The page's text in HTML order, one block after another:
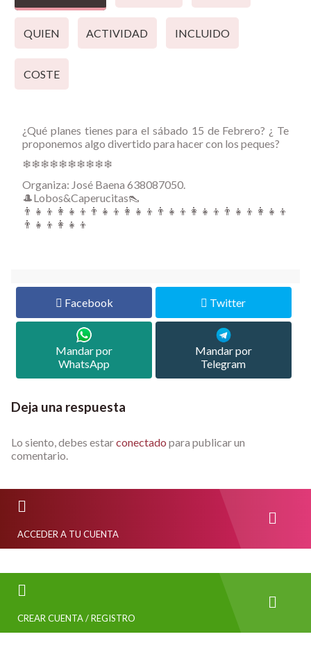
QUIEN ACTIVIDAD INCLUIDO
COSTE
¿Qué planes tienes para el sábado 15 de Febrero? ¿ Te
proponemos algo divertido para hacer con los peques?
❄❄❄❄❄❄❄❄❄❄
Organiza: José Baena 638087050.
🎩Lobos&Caperucitas👠
👨‍👧‍👦👩‍👧‍👦👨‍👧‍👦👩‍👧‍👦👨‍👧‍👦👩‍👧‍👦👨‍👧‍👦👩‍👧‍👦
👨‍👧‍👦👩‍👧‍👦
Facebook Twitter
Mandar por
WhatsApp
Mandar por
Telegram
Deja una respuesta
Lo siento, debes estarconectado para publicar un
comentario.
ACCEDER A TU CUENTA
CREAR CUENTA / REGISTRO